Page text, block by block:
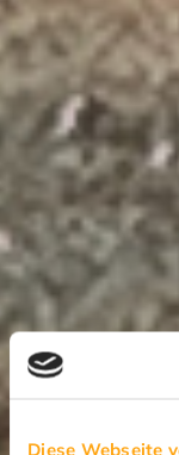
Diese Webseite